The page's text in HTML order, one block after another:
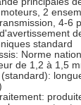
2
4-6
standard
Norme
de 1,2 à 1,5